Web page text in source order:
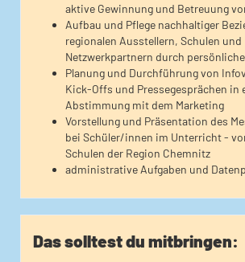
aktive Gewinnung und Betreuung
Aufbau und Pflege nachhaltiger
regionalen Ausstellern, Schulen und
Netzwerkpartnern durch
Planung und Durchführung von
Kick-Offs und Pressegesprächen in
Abstimmung mit dem Marketing
Vorstellung und Präsentation des
bei Schüler/innen im Unterricht -
Schulen der Region Chemnitz
administrative Aufgaben und
Das solltest du mitbringen: